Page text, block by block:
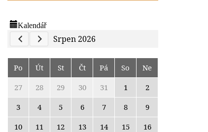
Kalendář
Previous Calendar
Next Calendar
Srpen 2026
Po Út St Čt Pá So
Ne
27
28 29 30 31 1
2
3
4 5 6 7 8
9
10
11 12 13 14 15
16